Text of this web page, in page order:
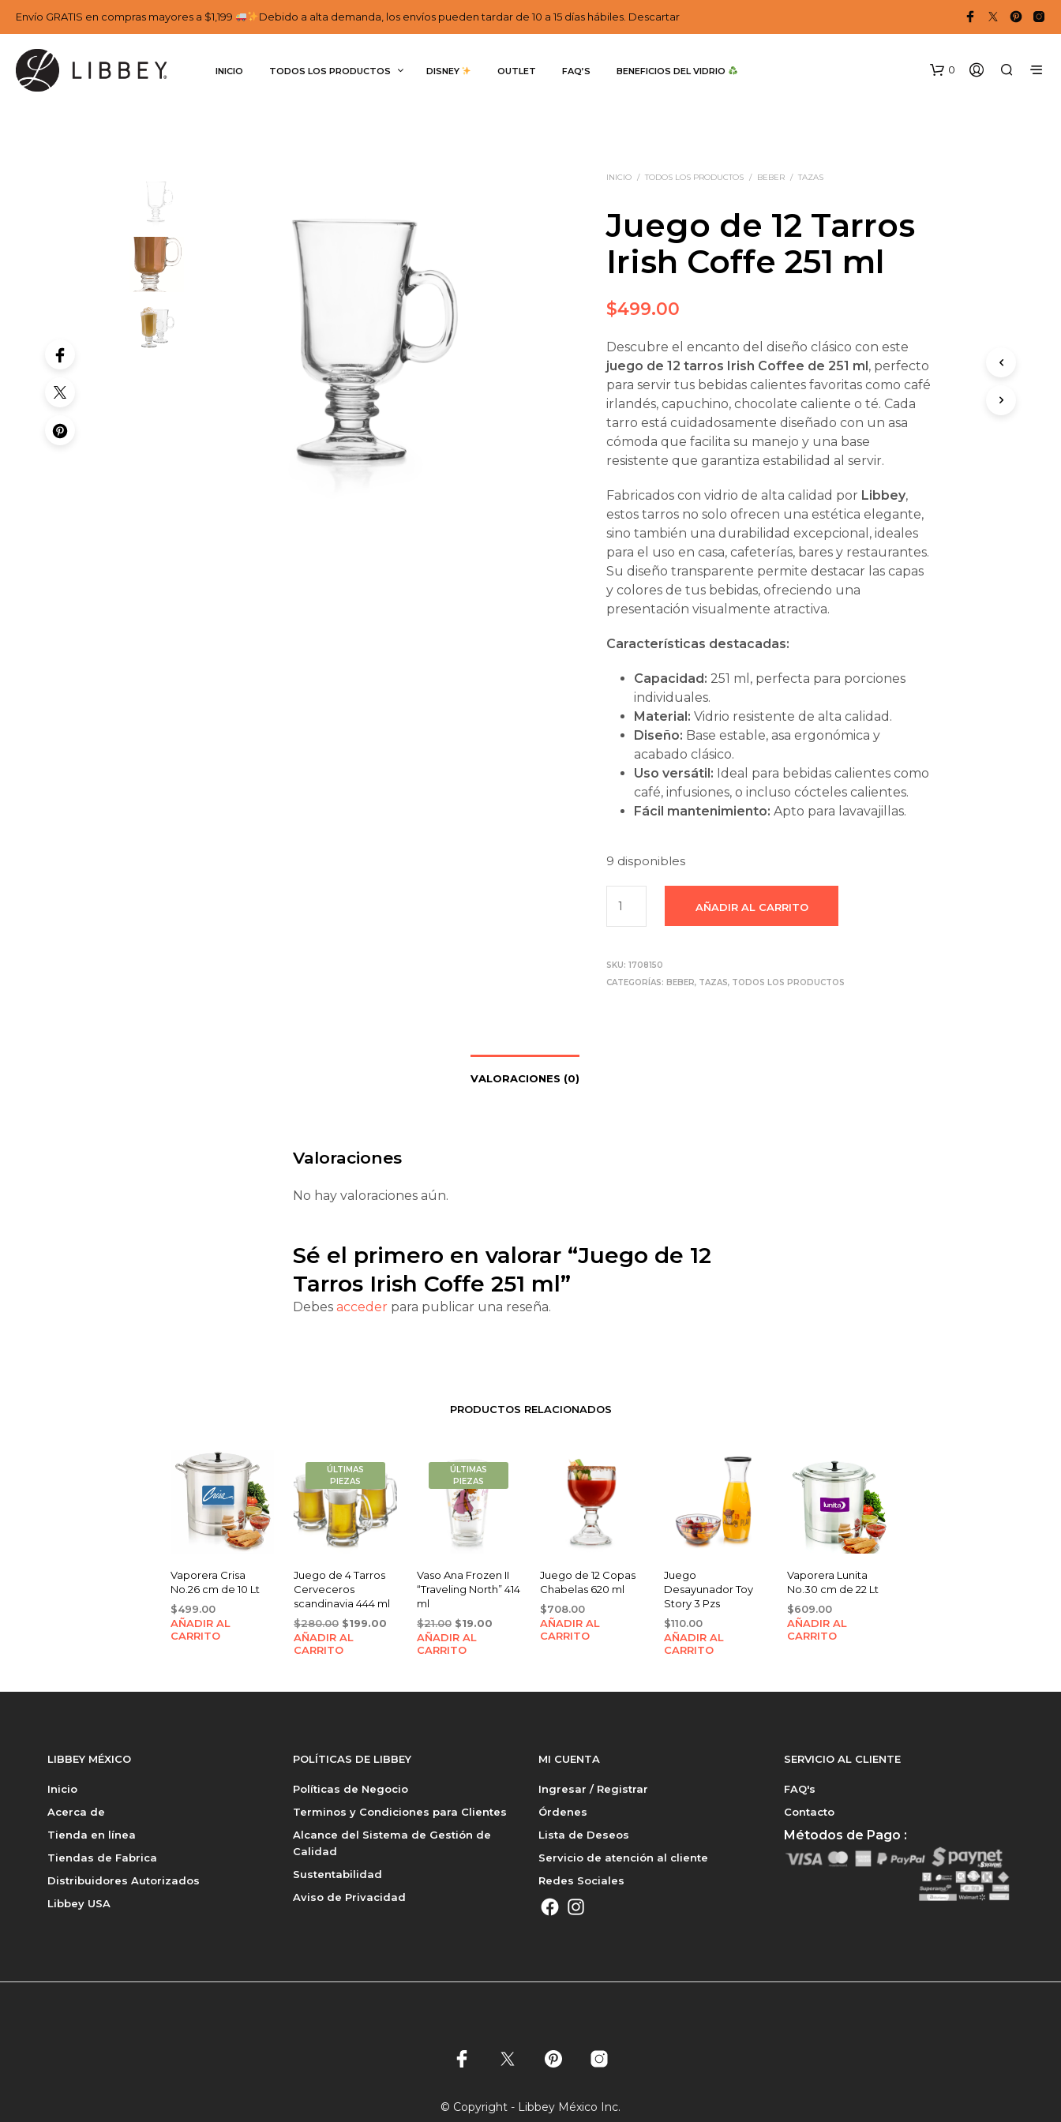
Envío GRATIS en compras mayores a $1,199 Debido a alta demanda, los envíos pueden tardar de 10 a 15 días hábiles. Descartar
INICIO TODOS LOS PRODUCTOS DISNEY OUTLET FAQ’S BENEFICIOS DEL VIDRIO 0
INICIO / TODOS LOS PRODUCTOS / BEBER / TAZAS
Juego de 12 Tarros
Irish Coffe 251 ml
$499.00
Descubre el encanto del diseño clásico con este
juego de 12 tarros Irish Coffee de 251 ml , perfecto
para servir tus bebidas calientes favoritas como café
irlandés, capuchino, chocolate caliente o té. Cada
tarro está cuidadosamente diseñado con un asa
cómoda que facilita su manejo y una base
resistente que garantiza estabilidad al servir.
Fabricados con vidrio de alta calidad por Libbey,
estos tarros no solo ofrecen una estética elegante,
sino también una durabilidad excepcional, ideales
para el uso en casa, cafeterías, bares y restaurantes.
Su diseño transparente permite destacar las capas
y colores de tus bebidas, ofreciendo una
presentación visualmente atractiva.
Características destacadas:
Capacidad: 251 ml, perfecta para porciones
individuales.
Material: Vidrio resistente de alta calidad.
Diseño: Base estable, asa ergonómica y
acabado clásico.
Uso versátil: Ideal para bebidas calientes como
café, infusiones, o incluso cócteles calientes.
Fácil mantenimiento: Apto para lavavajillas.
9 disponibles
AÑADIR AL CARRITO
SKU:1708150
CATEGORÍAS: BEBER, TAZAS, TODOS LOS PRODUCTOS
VALORACIONES (0)
Valoraciones
No hay valoraciones aún.
Sé el primero en valorar “Juego de 12
Tarros Irish Coffe 251 ml”
Debes acceder para publicar una reseña.
PRODUCTOS RELACIONADOS
Vaporera Crisa
No.26 cm de 10 Lt
$499.00
AÑADIR AL
CARRITO
ÚLTIMAS
PIEZAS
Juego de 4 Tarros
Cerveceros
scandinavia 444 ml
$280.00 Original
price
was:
$199.00Current
AÑADIR AL
CARRITO
ÚLTIMAS
PIEZAS
Vaso Ana Frozen II
“Traveling North” 414
ml
$21.00 Original
price
was:
$19.00
AÑADIR AL
CARRITO
Juego de 12 Copas
Chabelas 620 ml
$708.00
AÑADIR AL
CARRITO
Juego
Desayunador Toy
Story 3 Pzs
$110.00
AÑADIR AL
CARRITO
Vaporera Lunita
No.30 cm de 22 Lt
$609.00
AÑADIR AL
CARRITO
LIBBEY MÉXICO
Inicio
Acerca de
Tienda en línea
Tiendas de Fabrica
Distribuidores Autorizados
Libbey USA
POLÍTICAS DE LIBBEY
Políticas de Negocio
Terminos y Condiciones para Clientes
Alcance del Sistema de Gestión de
Calidad
Sustentabilidad
Aviso de Privacidad
MI CUENTA
Ingresar / Registrar
Órdenes
Lista de Deseos
Servicio de atención al cliente
Redes Sociales
SERVICIO AL CLIENTE
FAQ's
Contacto
Métodos de Pago :
© Copyright - Libbey México Inc.